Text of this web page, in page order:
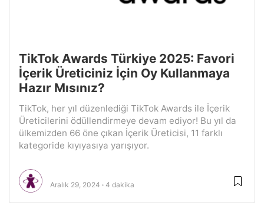
TikTok Awards Türkiye 2025: Favori
İçerik Üreticiniz İçin Oy Kullanmaya
Hazır Mısınız?
TikTok, her yıl düzenlediği TikTok Awards ile İçerik
Üreticilerini ödüllendirmeye devam ediyor! Bu yıl da
ülkemizden 66 öne çıkan İçerik Üreticisi, 11 farklı
kategoride kıyıyasıya yarışıyor.
Aralık 29, 2024 4 dakika